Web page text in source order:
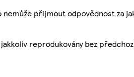
přijmout odpovědnost za
reprodukovány bez